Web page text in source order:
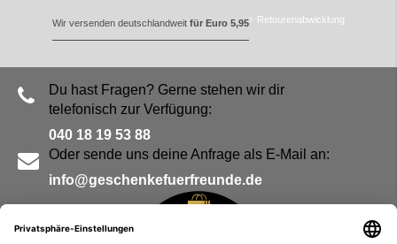
Wir versenden deutschlandweit für Euro 5,95 Retourenabwicklung
Du hast Fragen? Gerne stehen wir dir
telefonisch zur Verfügung:
040 18 19 53 88
Oder sende uns deine Anfrage als E-Mail an:
info@geschenkefuerfreunde.de